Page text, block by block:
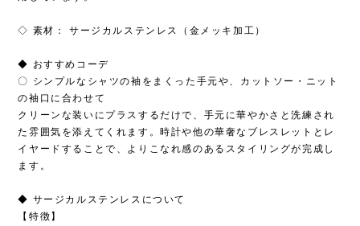
◇ 素材： サージカルステンレス（金メッキ加工）
◆ おすすめコーデ
〇 シンプルなシャツの袖をまくった手元や、カットソー・ニット
の袖口に合わせて
クリーンな装いにプラスするだけで、手元に華やかさと洗練され
た雰囲気を添えてくれます。時計や他の華奢なブレスレットとレ
イヤードすることで、よりこなれ感のあるスタイリングが完成し
ます。
◆ サージカルステンレスについて
【特徴】